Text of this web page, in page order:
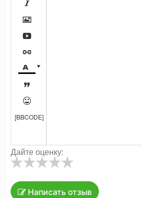








[BBCODE]
Дайте оценку:
Написать отзыв